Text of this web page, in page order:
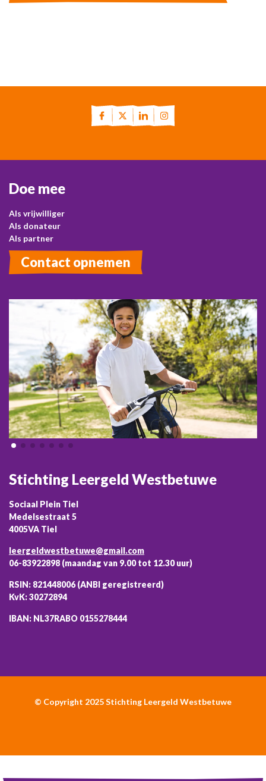
Doe mee
Als vrijwilliger
Als donateur
Als partner
Contact opnemen
Stichting Leergeld Westbetuwe
Sociaal Plein Tiel
Medelsestraat 5
4005VA Tiel
leergeldwestbetuwe@gmail.com
06-83922898 (maandag van 9.00 tot 12.30 uur)
RSIN: 821448006 (ANBI geregistreerd)
KvK: 30272894
IBAN: NL37RABO 0155278444
© Copyright 2025 Stichting Leergeld Westbetuwe